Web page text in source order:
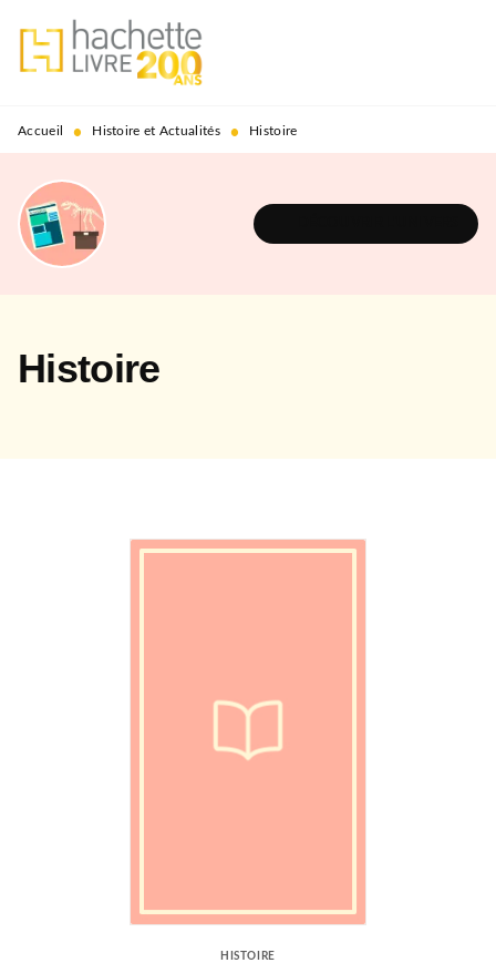
MENU RECHERCHE
PIED DE PAGE
Accueil • Histoire et Actualités • Histoire
Histoire
HISTOIRE